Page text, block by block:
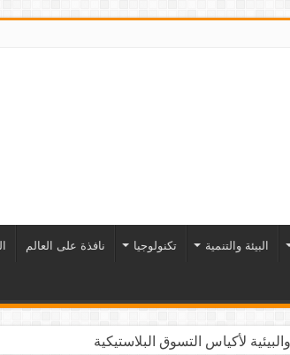
البيئة والتنمية تكنولوجيا نافذة على العالم
لأكياس التسوق البلاستيكية